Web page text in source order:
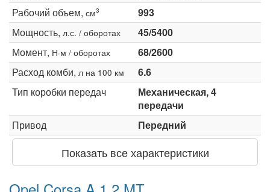
Рабочий объем, см3
993
Мощность, л.с. / оборотах
45/5400
Момент, Н·м / оборотах
68/2600
Расход комби, л на 100 км
6.6
Тип коробки передач
Механическая, 4
передачи
Привод
Передний
Показать все характеристики